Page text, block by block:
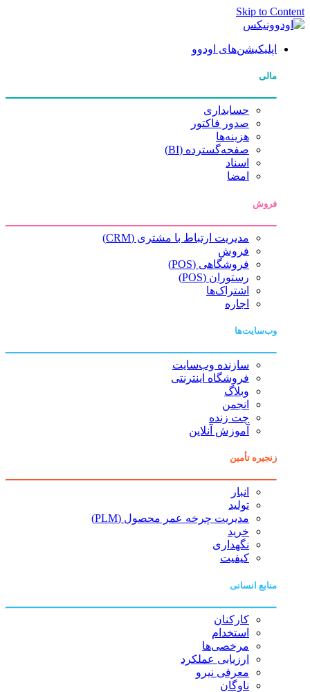
Skip to Content
اپلیکیشن‌های اودوو
مالی
حسابداری
صدور فاکتور
هزینه‌ها
صفحه‌گسترده (BI)
اسناد
امضا
فروش
مدیریت ارتباط با مشتری (CRM)
فروش
فروشگاهی (POS)
رستوران (POS)
اشتراک‌ها
اجاره
وب‌سایت‌ها
سازنده وب‌سایت
فروشگاه اینترنتی
وبلاگ
انجمن
چت زنده
آموزش آنلاین
زنجیره تأمین
انبار
تولید
مدیریت چرخه عمر محصول (PLM)
خرید
نگهداری
کیفیت
منابع انسانی
کارکنان
استخدام
مرخصی‌ها
ارزیابی عملکرد
معرفی نیرو
ناوگان